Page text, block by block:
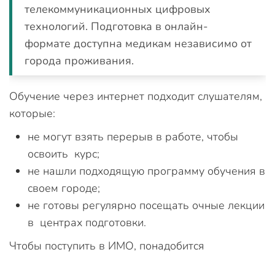
телекоммуникационных цифровых
технологий. Подготовка в онлайн-
формате доступна медикам независимо от
города проживания.
Обучение через интернет подходит слушателям,
которые:
не могут взять перерыв в работе, чтобы
освоить курс;
не нашли подходящую программу обучения в
своем городе;
не готовы регулярно посещать очные лекции
в центрах подготовки.
Чтобы поступить в ИМО, понадобится